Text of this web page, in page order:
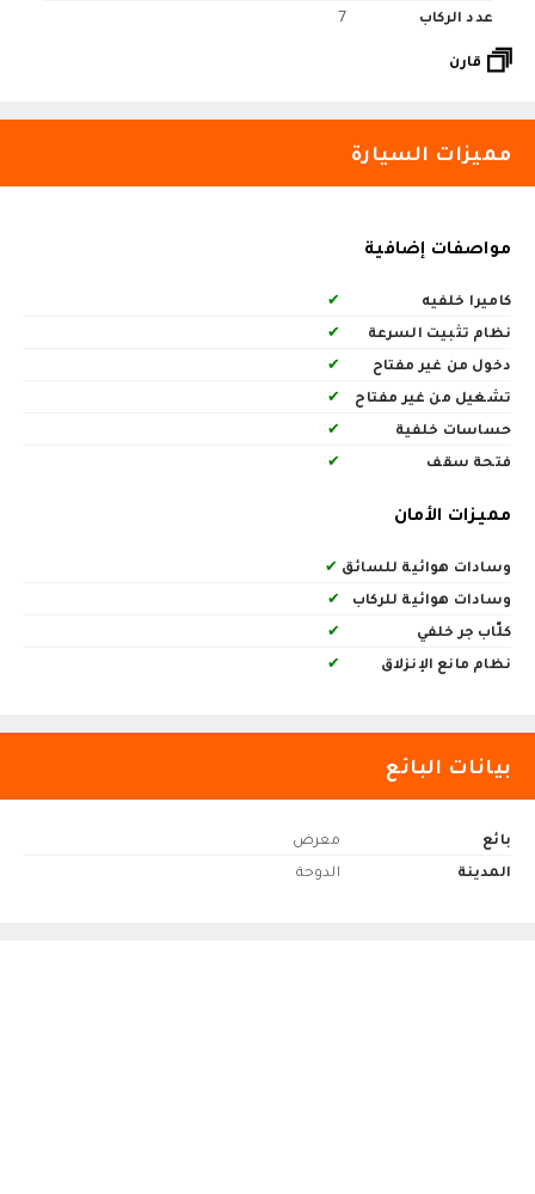
عدد الركاب
7
قارن
مميزات السيارة
مواصفات إضافية
كاميرا خلفيه
✔
نظام تثبيت السرعة
✔
دخول من غير مفتاح
✔
تشغيل من غير مفتاح
✔
حساسات خلفية
✔
فتحة سقف
✔
مميزات الأمان
وسادات هوائية للسائق ✔
وسادات هوائية للركاب
✔
كلّاب جر خلفي
✔
نظام مانع الإنزلاق
✔
بيانات البائع
بائع
معرض
المدينة
الدوحة